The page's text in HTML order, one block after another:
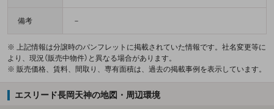
備考 －
※ 上記情報は分譲時のパンフレットに掲載されていた情報です。社名変更等に
より、現況（販売中物件）と異なる場合があります。
※ 販売価格、賃料、間取り、専有面積は、過去の掲載事例を表示しています。
エスリード長岡天神の地図・周辺環境